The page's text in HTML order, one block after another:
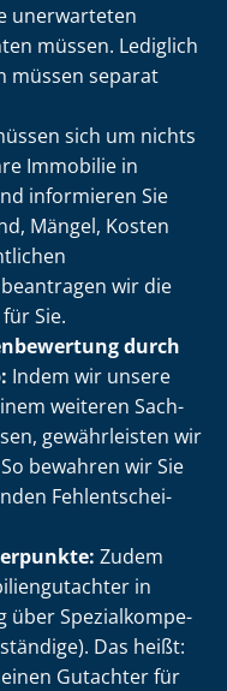
unerwarteten
müssen. Lediglich
müssen separat
sich um nichts
Immobilie in
informieren Sie
Mängel, Kosten
wir die
Sie.
durch
Indem wir unsere
weiteren Sach­
gewährleisten wir
bewahren wir Sie
Fehl­ent­schei­
Zudem
in
über Spe­zi­al­kom­pe­
Das heißt:
Gutachter für